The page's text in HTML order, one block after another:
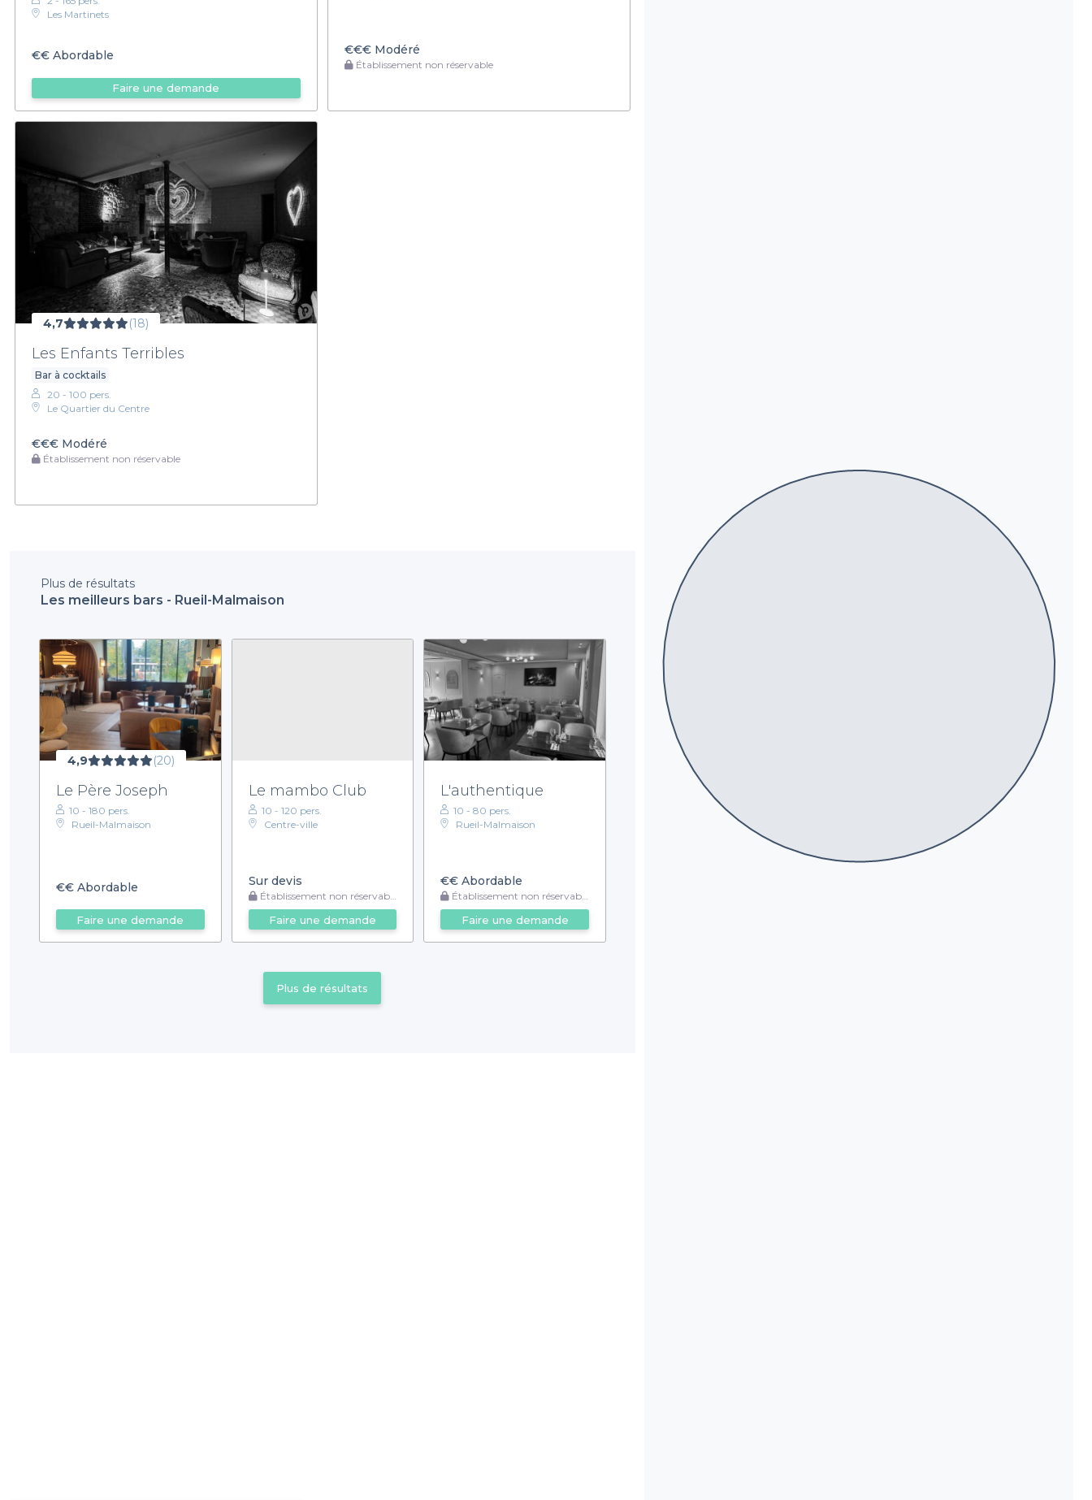
Les Martinets
€€ Abordable
Faire une demande
€€€Modéré
Établissement non réservable
4,7 (18)
Les Enfants Terribles
Bar à cocktails
20 - 100 pers.
Le Quartier du Centre
€€€ Modéré
Établissement non réservable
Plus de résultats
Les meilleurs bars - Rueil-Malmaison
4,9 (20)
Le Père Joseph
10 - 180 pers.
Rueil-Malmaison
€€ Abordable
Faire une demande
Le mambo Club
10 - 120 pers.
Centre-ville
Sur devis
Établissement non réservable
Faire une demande
L'authentique
10 - 80 pers.
Rueil-Malmaison
€€ Abordable
Établissement non réservable
Faire une demande
Plus de résultats